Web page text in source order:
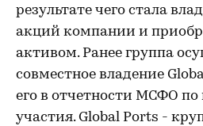
результате чего стала
акций компании и
активом. Ранее группа
совместное владение
его в отчетности МСФО по
участия. Global Ports -